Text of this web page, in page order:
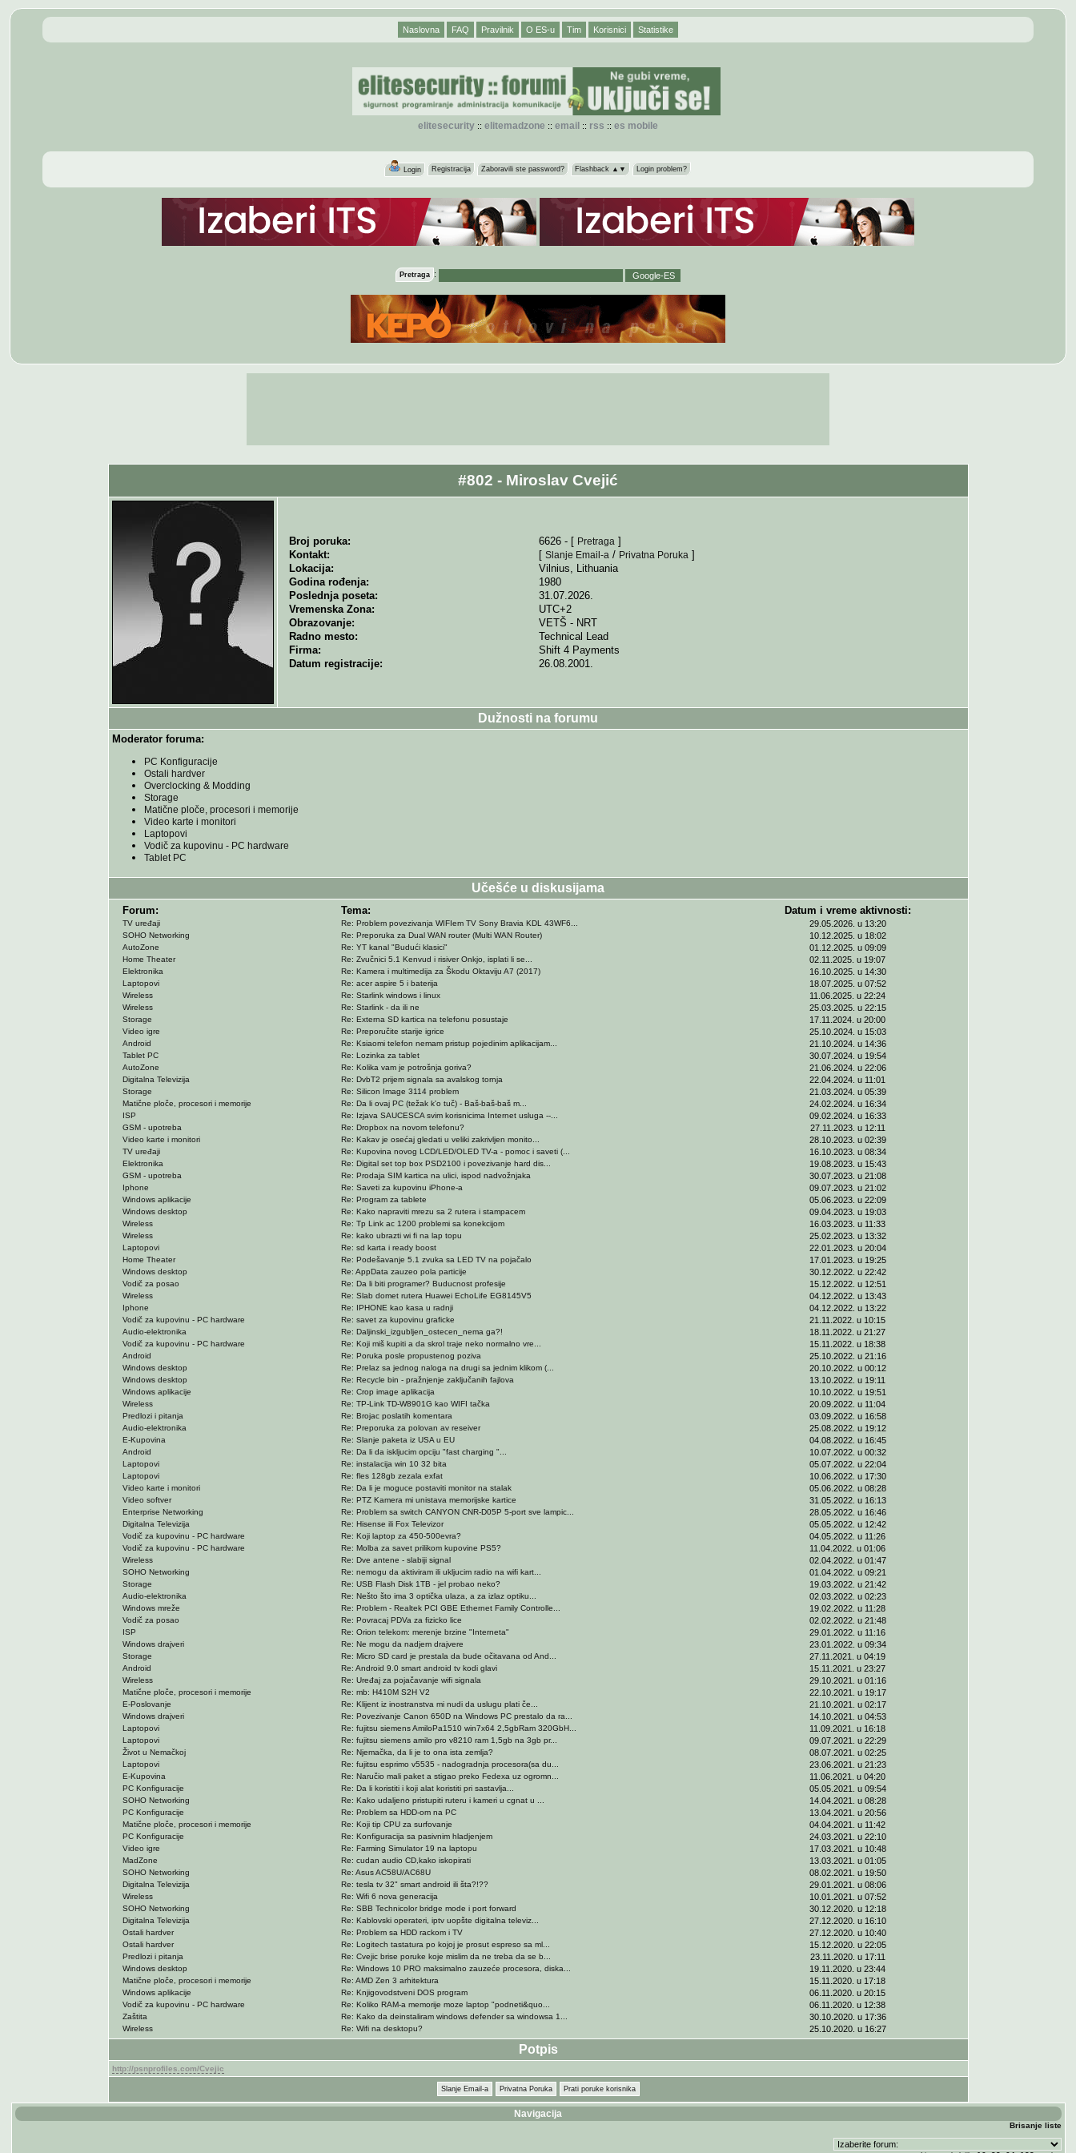
Naslovna FAQ Pravilnik O ES-u Tim Korisnici Statistike
elitesecurity:: elitemadzone :: email :: rss :: es mobile
Login Registracija Zaboravili ste password? Flashback ▲▼ Login problem?
Pretraga :
#802 - Miroslav Cvejić
Broj poruka: 6626 - [ Pretraga ]
Kontakt:
[ Slanje Email-a / Privatna Poruka ]
Lokacija:
Vilnius, Lithuania
Godina rođenja:
1980
Poslednja poseta:
31.07.2026.
Vremenska Zona:
UTC+2
Obrazovanje:
VETŠ - NRT
Radno mesto:
Technical Lead
Firma:
Shift 4 Payments
Datum registracije:
26.08.2001.
Dužnosti na forumu
Moderator foruma:
PC Konfiguracije
Ostali hardver
Overclocking & Modding
Storage
Matične ploče, procesori i memorije
Video karte i monitori
Laptopovi
Vodič za kupovinu - PC hardware
Tablet PC
Učešće u diskusijama
Forum: Tema: Datum i vreme aktivnosti:
TV uređaji Re: Problem povezivanja WIFIem TV Sony Bravia KDL 43WF6... 29.05.2026. u 13:20
SOHO Networking Re: Preporuka za Dual WAN router (Multi WAN Router) 10.12.2025. u 18:02
AutoZone Re: YT kanal "Budući klasici" 01.12.2025. u 09:09
Home Theater Re: Zvučnici 5.1 Kenvud i risiver Onkjo, isplati li se... 02.11.2025. u 19:07
Elektronika Re: Kamera i multimedija za Škodu Oktaviju A7 (2017) 16.10.2025. u 14:30
Laptopovi Re: acer aspire 5 i baterija 18.07.2025. u 07:52
Wireless Re: Starlink windows i linux 11.06.2025. u 22:24
Wireless Re: Starlink - da ili ne 25.03.2025. u 22:15
Storage Re: Externa SD kartica na telefonu posustaje 17.11.2024. u 20:00
Video igre Re: Preporučite starije igrice 25.10.2024. u 15:03
Android Re: Ksiaomi telefon nemam pristup pojedinim aplikacijam... 21.10.2024. u 14:36
Tablet PC Re: Lozinka za tablet 30.07.2024. u 19:54
AutoZone Re: Kolika vam je potrošnja goriva? 21.06.2024. u 22:06
Digitalna Televizija Re: DvbT2 prijem signala sa avalskog tornja 22.04.2024. u 11:01
Storage Re: Silicon Image 3114 problem 21.03.2024. u 05:39
Matične ploče, procesori i memorije Re: Da li ovaj PC (težak k'o tuč) - Baš-baš-baš m... 24.02.2024. u 16:34
ISP Re: Izjava SAUCESCA svim korisnicima Internet usluga --... 09.02.2024. u 16:33
GSM - upotreba Re: Dropbox na novom telefonu? 27.11.2023. u 12:11
Video karte i monitori Re: Kakav je osećaj gledati u veliki zakrivljen monito... 28.10.2023. u 02:39
TV uređaji Re: Kupovina novog LCD/LED/OLED TV-a - pomoc i saveti (... 16.10.2023. u 08:34
Elektronika Re: Digital set top box PSD2100 i povezivanje hard dis... 19.08.2023. u 15:43
GSM - upotreba Re: Prodaja SIM kartica na ulici, ispod nadvožnjaka 30.07.2023. u 21:08
Iphone Re: Saveti za kupovinu iPhone-a 09.07.2023. u 21:02
Windows aplikacije Re: Program za tablete 05.06.2023. u 22:09
Windows desktop Re: Kako napraviti mrezu sa 2 rutera i stampacem 09.04.2023. u 19:03
Wireless Re: Tp Link ac 1200 problemi sa konekcijom 16.03.2023. u 11:33
Wireless Re: kako ubrazti wi fi na lap topu 25.02.2023. u 13:32
Laptopovi Re: sd karta i ready boost 22.01.2023. u 20:04
Home Theater Re: Podešavanje 5.1 zvuka sa LED TV na pojačalo 17.01.2023. u 19:25
Windows desktop Re: AppData zauzeo pola particije 30.12.2022. u 22:42
Vodič za posao Re: Da li biti programer? Buducnost profesije 15.12.2022. u 12:51
Wireless Re: Slab domet rutera Huawei EchoLife EG8145V5 04.12.2022. u 13:43
Iphone Re: IPHONE kao kasa u radnji 04.12.2022. u 13:22
Vodič za kupovinu - PC hardware Re: savet za kupovinu graficke 21.11.2022. u 10:15
Audio-elektronika Re: Daljinski_izgubljen_ostecen_nema ga?! 18.11.2022. u 21:27
Vodič za kupovinu - PC hardware Re: Koji miš kupiti a da skrol traje neko normalno vre... 15.11.2022. u 18:38
Android Re: Poruka posle propustenog poziva 25.10.2022. u 21:16
Windows desktop Re: Prelaz sa jednog naloga na drugi sa jednim klikom (... 20.10.2022. u 00:12
Windows desktop Re: Recycle bin - pražnjenje zaključanih fajlova 13.10.2022. u 19:11
Windows aplikacije Re: Crop image aplikacija 10.10.2022. u 19:51
Wireless Re: TP-Link TD-W8901G kao WIFI tačka 20.09.2022. u 11:04
Predlozi i pitanja Re: Brojac poslatih komentara 03.09.2022. u 16:58
Audio-elektronika Re: Preporuka za polovan av reseiver 25.08.2022. u 19:12
E-Kupovina Re: Slanje paketa iz USA u EU 04.08.2022. u 16:45
Android Re: Da li da iskljucim opciju "fast charging "... 10.07.2022. u 00:32
Laptopovi Re: instalacija win 10 32 bita 05.07.2022. u 22:04
Laptopovi Re: fles 128gb zezala exfat 10.06.2022. u 17:30
Video karte i monitori Re: Da li je moguce postaviti monitor na stalak 05.06.2022. u 08:28
Video softver Re: PTZ Kamera mi unistava memorijske kartice 31.05.2022. u 16:13
Enterprise Networking Re: Problem sa switch CANYON CNR-D05P 5-port sve lampic... 28.05.2022. u 16:46
Digitalna Televizija Re: Hisense ili Fox Televizor 05.05.2022. u 12:42
Vodič za kupovinu - PC hardware Re: Koji laptop za 450-500evra? 04.05.2022. u 11:26
Vodič za kupovinu - PC hardware Re: Molba za savet prilikom kupovine PS5? 11.04.2022. u 01:06
Wireless Re: Dve antene - slabiji signal 02.04.2022. u 01:47
SOHO Networking Re: nemogu da aktiviram ili ukljucim radio na wifi kart... 01.04.2022. u 09:21
Storage Re: USB Flash Disk 1TB - jel probao neko? 19.03.2022. u 21:42
Audio-elektronika Re: Nešto što ima 3 optička ulaza, a za izlaz optiku... 02.03.2022. u 02:23
Windows mreže Re: Problem - Realtek PCI GBE Ethernet Family Controlle... 19.02.2022. u 11:28
Vodič za posao Re: Povracaj PDVa za fizicko lice 02.02.2022. u 21:48
ISP Re: Orion telekom: merenje brzine "Interneta" 29.01.2022. u 11:16
Windows drajveri Re: Ne mogu da nadjem drajvere 23.01.2022. u 09:34
Storage Re: Micro SD card je prestala da bude očitavana od And... 27.11.2021. u 04:19
Android Re: Android 9.0 smart android tv kodi glavi 15.11.2021. u 23:27
Wireless Re: Uređaj za pojačavanje wifi signala 29.10.2021. u 01:16
Matične ploče, procesori i memorije Re: mb: H410M S2H V2 22.10.2021. u 19:17
E-Poslovanje Re: Klijent iz inostranstva mi nudi da uslugu plati če... 21.10.2021. u 02:17
Windows drajveri Re: Povezivanje Canon 650D na Windows PC prestalo da ra... 14.10.2021. u 04:53
Laptopovi Re: fujitsu siemens AmiloPa1510 win7x64 2,5gbRam 320GbH... 11.09.2021. u 16:18
Laptopovi Re: fujitsu siemens amilo pro v8210 ram 1,5gb na 3gb pr... 09.07.2021. u 22:29
Život u Nemačkoj Re: Njemačka, da li je to ona ista zemlja? 08.07.2021. u 02:25
Laptopovi Re: fujitsu esprimo v5535 - nadogradnja procesora(sa du... 23.06.2021. u 21:23
E-Kupovina Re: Naručio mali paket a stigao preko Fedexa uz ogromn... 11.06.2021. u 04:20
PC Konfiguracije Re: Da li koristiti i koji alat koristiti pri sastavlja... 05.05.2021. u 09:54
SOHO Networking Re: Kako udaljeno pristupiti ruteru i kameri u cgnat u ... 14.04.2021. u 08:28
PC Konfiguracije Re: Problem sa HDD-om na PC 13.04.2021. u 20:56
Matične ploče, procesori i memorije Re: Koji tip CPU za surfovanje 04.04.2021. u 11:42
PC Konfiguracije Re: Konfiguracija sa pasivnim hladjenjem 24.03.2021. u 22:10
Video igre Re: Farming Simulator 19 na laptopu 17.03.2021. u 10:48
MadZone Re: cudan audio CD,kako iskopirati 13.03.2021. u 01:05
SOHO Networking Re: Asus AC58U/AC68U 08.02.2021. u 19:50
Digitalna Televizija Re: tesla tv 32" smart android ili šta?!?? 29.01.2021. u 08:06
Wireless Re: Wifi 6 nova generacija 10.01.2021. u 07:52
SOHO Networking Re: SBB Technicolor bridge mode i port forward 30.12.2020. u 12:18
Digitalna Televizija Re: Kablovski operateri, iptv uopšte digitalna televiz... 27.12.2020. u 16:10
Ostali hardver Re: Problem sa HDD rackom i TV 27.12.2020. u 10:40
Ostali hardver Re: Logitech tastatura po kojoj je prosut espreso sa ml... 15.12.2020. u 22:05
Predlozi i pitanja Re: Cvejic brise poruke koje mislim da ne treba da se b... 23.11.2020. u 17:11
Windows desktop Re: Windows 10 PRO maksimalno zauzeće procesora, diska... 19.11.2020. u 23:44
Matične ploče, procesori i memorije Re: AMD Zen 3 arhitektura 15.11.2020. u 17:18
Windows aplikacije Re: Knjigovodstveni DOS program 06.11.2020. u 20:15
Vodič za kupovinu - PC hardware Re: Koliko RAM-a memorije moze laptop "podneti&quo... 06.11.2020. u 12:38
Zaštita Re: Kako da deinstaliram windows defender sa windowsa 1... 30.10.2020. u 17:36
Wireless Re: Wifi na desktopu? 25.10.2020. u 16:27
Potpis
http://psnprofiles.com/Cvejic
Slanje Email-a Privatna Poruka Prati poruke korisnika
Navigacija
Brisanje liste